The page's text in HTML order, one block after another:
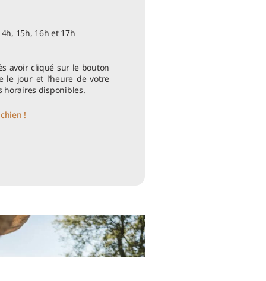
15h, 16h et 17h
avoir cliqué sur le bouton
le jour et l’heure de votre
horaires disponibles.
!